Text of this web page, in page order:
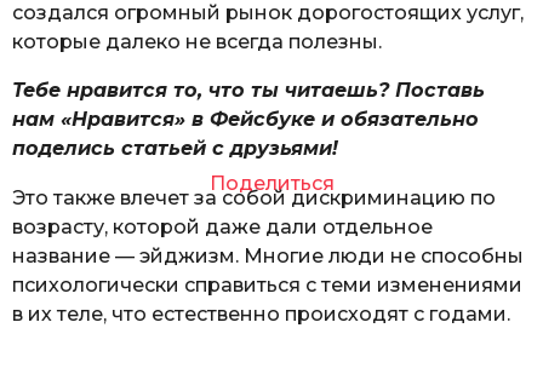
создался огромный рынок дорогостоящих услуг,
которые далеко не всегда полезны.
Тебе нравится то, что ты читаешь? Поставь
нам «Нравится» в Фейсбуке и обязательно
поделись статьей с друзьями!
Поделиться
Это также влечет за собой дискриминацию по
возрасту, которой даже дали отдельное
название — эйджизм. Многие люди не способны
психологически справиться с теми изменениями
в их теле, что естественно происходят с годами.